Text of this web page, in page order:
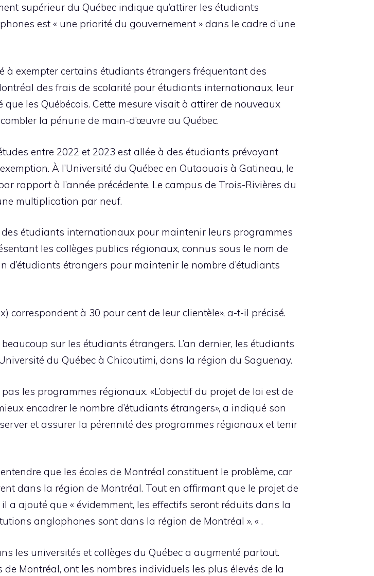
supérieur du Québec indique qu’attirer les étudiants
est « une priorité du gouvernement » dans le cadre d’une
à exempter certains étudiants étrangers fréquentant des
des frais de scolarité pour étudiants internationaux, leur
les Québécois. Cette mesure visait à attirer de nouveaux
la pénurie de main-d’œuvre au Québec.
entre 2022 et 2023 est allée à des étudiants prévoyant
À l’Université du Québec en Outaouais à Gatineau, le
rapport à l’année précédente. Le campus de Trois-Rivières du
multiplication par neuf.
étudiants internationaux pour maintenir leurs programmes
les collèges publics régionaux, connus sous le nom de
d’étudiants étrangers pour maintenir le nombre d’étudiants
à 30 pour cent de leur clientèle», a-t-il précisé.
sur les étudiants étrangers. L’an dernier, les étudiants
du Québec à Chicoutimi, dans la région du Saguenay.
les programmes régionaux. «L’objectif du projet de loi est de
encadrer le nombre d’étudiants étrangers», a indiqué son
et assurer la pérennité des programmes régionaux et tenir
que les écoles de Montréal constituent le problème, car
dans la région de Montréal. Tout en affirmant que le projet de
a ajouté que « évidemment, les effectifs seront réduits dans la
anglophones sont dans la région de Montréal ». « .
les universités et collèges du Québec a augmenté partout.
Montréal, ont les nombres individuels les plus élevés de la